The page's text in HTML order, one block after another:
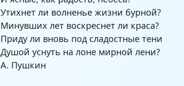
Утихнет ли волненье жизни бурной?
Минувших лет воскреснет ли краса?
Приду ли вновь под сладостные тени
Душой уснуть на лоне мирной лени?
А. Пушкин